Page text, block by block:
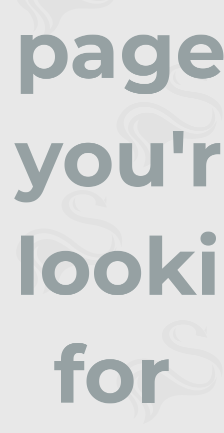
for